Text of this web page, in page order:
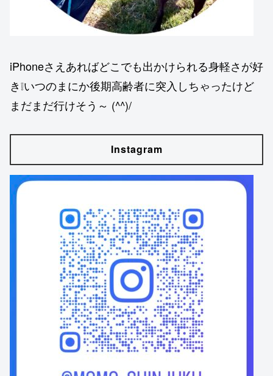
iPhoneさえあればどこでも出かけられる身軽さが好
き❕いつのまにか後期高齢者に突入しちゃったけど
まだまだ行けそう～ (^^)/
Instagram